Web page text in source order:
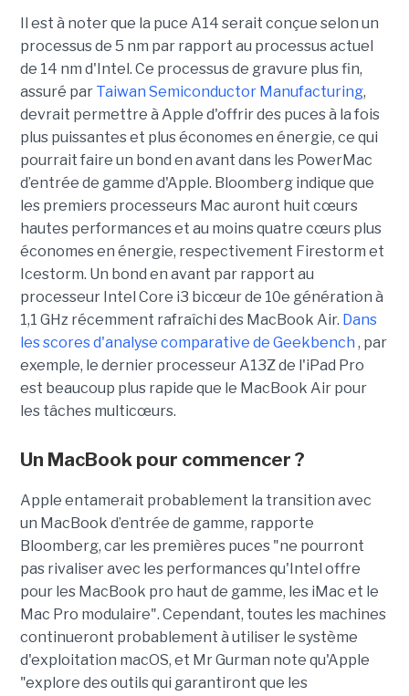
Il est à noter que la puce A14 serait conçue selon un
processus de 5 nm par rapport au processus actuel
de 14 nm d'Intel. Ce processus de gravure plus fin,
assuré par Taiwan Semiconductor Manufacturing,
devrait permettre à Apple d'offrir des puces à la fois
plus puissantes et plus économes en énergie, ce qui
pourrait faire un bond en avant dans les PowerMac
d’entrée de gamme d'Apple. Bloombergindique que
les premiers processeurs Mac auront huit cœurs
hautes performances et au moins quatre cœurs plus
économes en énergie, respectivement Firestorm et
Icestorm. Un bond en avant par rapport au
processeur ntel Core i3 bicœur de 10e génération à
1,1 GHz récemment rafraîchi des MacBook Air. Dans
les scores d'analyse comparative de Geekbench , par
exemple, le dernier processeur A13Z de l'iPad Pro
est beaucoup plus rapide que le MacBook Airpour
les tâchesmulticœurs.
Un MacBook pour commencer ?
Apple entamerait probablement la transition avec
un MacBook d’entrée de gamme, rapporte
Bloomberg, car les premières puces "ne pourront
pas rivaliser avec les performances qu'Intel offre
pour les MacBook pro haut de gamme, les iMac et le
Mac Pro modulaire". Cependant, toutesles machines
continueront probablement à utiliser le système
d'exploitation macOS, et MrGurman note qu'Apple
"explore des outils qui garantiront que les